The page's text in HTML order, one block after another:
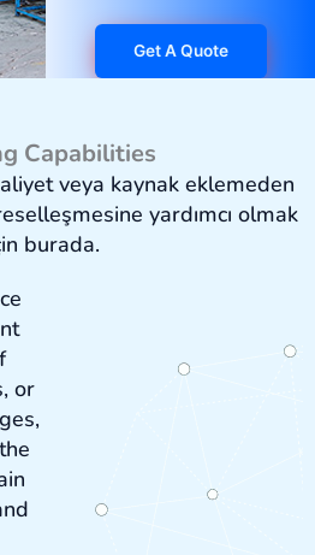
Get A Quote
Capabilities
veya kaynak eklemeden
yardımcı olmak
burada.
or